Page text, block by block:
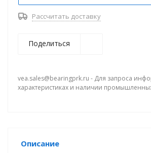
Рассчитать доставку
Поделиться
vea.sales@bearingprk.ru - Для запроса
характеристиках и наличии
Описание